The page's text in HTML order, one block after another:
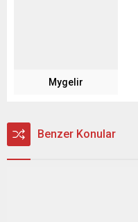
Mygelir
Benzer Konular